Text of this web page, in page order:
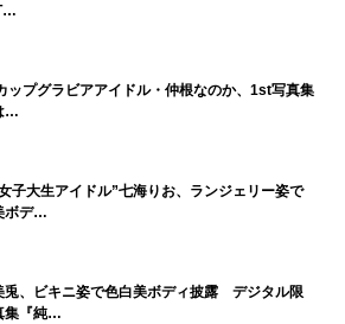
ップグラビアアイドル・仲根なのか、1st写真集
…
子大生アイドル”七海りお、ランジェリー姿で
ボデ…
兎、ビキニ姿で色白美ボディ披露 デジタル限
集『純…